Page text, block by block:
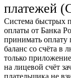
платежей
Система быстрых
оплаты от Банка
принимать
баланс со счёта в
только
на лицевой счёт
плательщика не